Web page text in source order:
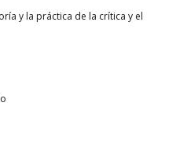
y la práctica de la crítica y el